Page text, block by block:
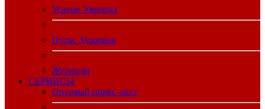
Усатые Умницы
Пульс Здоровья
Журналы
CЕРВИСЫ
Оптовый прайс-лист